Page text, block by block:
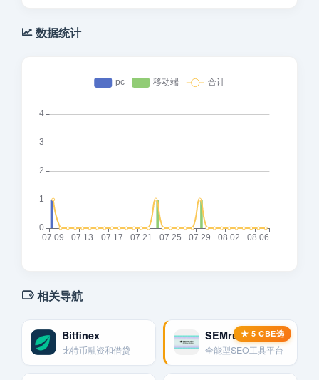
数据统计
相关导航
Bitfinex
比特币融资和借贷
SEMrush – 全能SEO平台
全能型SEO工具平台